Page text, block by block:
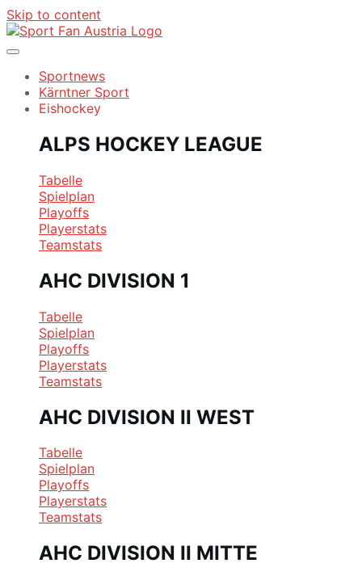
Skip to content
Sportnews
Kärntner Sport
Eishockey
ALPS HOCKEY LEAGUE
Tabelle
Spielplan
Playoffs
Playerstats
Teamstats
AHC DIVISION 1
Tabelle
Spielplan
Playoffs
Playerstats
Teamstats
AHC DIVISION II WEST
Tabelle
Spielplan
Playoffs
Playerstats
Teamstats
AHC DIVISION II MITTE